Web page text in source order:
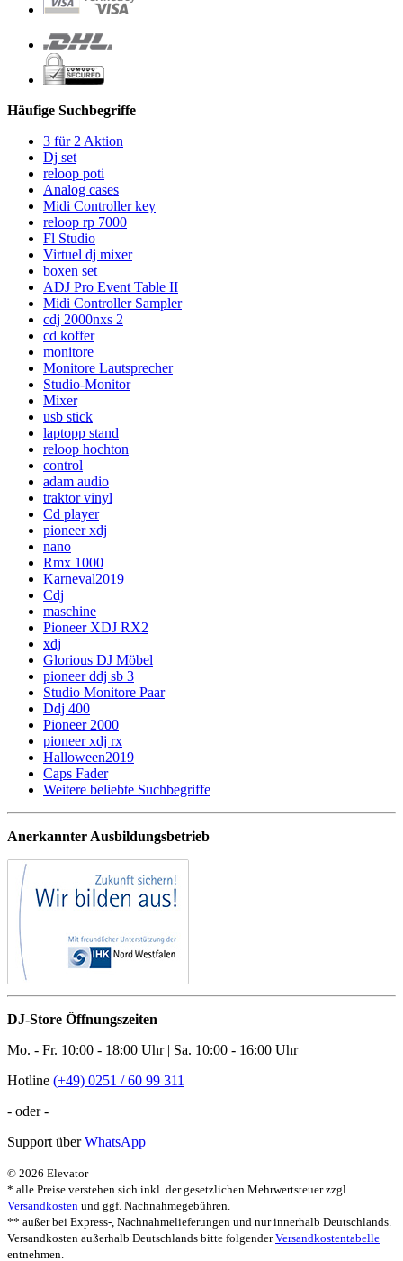
Häufige Suchbegriffe
3 für 2 Aktion
Dj set
reloop poti
Analog cases
Midi Controller key
reloop rp 7000
Fl Studio
Virtuel dj mixer
boxen set
ADJ Pro Event Table II
Midi Controller Sampler
cdj 2000nxs 2
cd koffer
monitore
Monitore Lautsprecher
Studio-Monitor
Mixer
usb stick
laptopp stand
reloop hochton
control
adam audio
traktor vinyl
Cd player
pioneer xdj
nano
Rmx 1000
Karneval2019
Cdj
maschine
Pioneer XDJ RX2
xdj
Glorious DJ Möbel
pioneer ddj sb 3
Studio Monitore Paar
Ddj 400
Pioneer 2000
pioneer xdj rx
Halloween2019
Caps Fader
Weitere beliebte Suchbegriffe
Anerkannter Ausbildungsbetrieb
DJ-Store Öffnungszeiten
Mo. - Fr. 10:00 - 18:00 Uhr | Sa. 10:00 - 16:00 Uhr
Hotline (+49) 0251 / 60 99 311
- oder -
Support überWhatsApp
© 2026 Elevator
* alle Preise verstehen sich inkl. der gesetzlichen Mehrwertsteuer zzgl.
Versandkosten und ggf. Nachnahmegebühren.
** außer bei Express-, Nachnahmelieferungen und nur innerhalb Deutschlands.
Versandkosten außerhalb Deutschlands bitte folgenderVersandkostentabelle
entnehmen.